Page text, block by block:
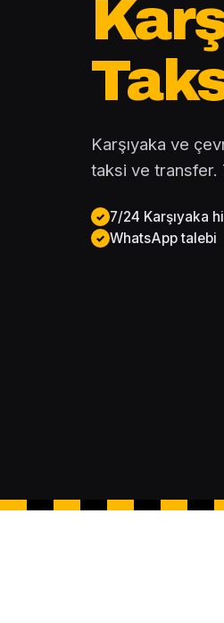
Karşıyaka ve
taksi ve transfer.
7/24 Karşıyaka
WhatsApp talebi